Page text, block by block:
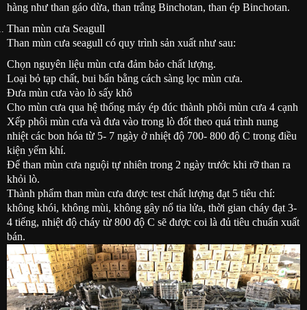
hàng như than gáo dừa, than trắng Binchotan, than ép Binchotan.
Than mùn cưa Seagull
Than mùn cưa seagull có quy trình sản xuất như sau:
Chọn nguyên liệu mùn cưa đảm bảo chất lượng.
Loại bỏ tạp chất, bui bẩn bằng cách sàng lọc mùn cưa.
Đưa mùn cưa vào lò sấy khô
Cho mùn cưa qua hệ thống máy ép đúc thành phôi mùn cưa 4 cạnh
Xếp phôi mùn cưa và đưa vào trong lò đốt theo quá trình nung
nhiệt các bon hóa từ 5- 7 ngày ở nhiệt độ 700- 800 độ C trong điều
kiện yếm khí.
Để than mùn cưa nguội tự nhiên trong 2 ngày trước khi rỡ than ra
khỏi lò.
Thành phẩm than mùn cưa được test chất lượng đạt 5 tiêu chí:
không khói, không mùi, không gây nổ tia lửa, thời gian cháy đạt 3-
4 tiếng, nhiệt độ cháy từ 800 độ C sẽ được coi là đủ tiêu chuẩn xuất
bán.